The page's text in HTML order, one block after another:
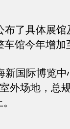
布了具体展馆
车馆今年增加
新国际博览
外场地，总